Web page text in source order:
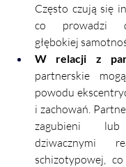
Często czują się
co prowadzi
głębokiej
W relacji z
partnerskie
powodu
i zachowań.
zagubieni lub
dziwacznymi
schizotypowej,